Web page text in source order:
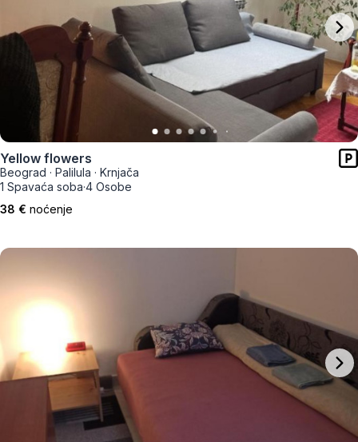
Yellow flowers
Beograd · Palilula · Krnjača
1 Spavaća soba·4 Osobe
38 € noćenje